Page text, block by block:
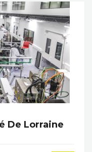
De Lorraine